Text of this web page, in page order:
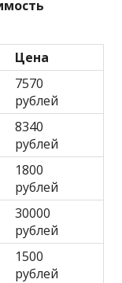
Цена
7570
рублей
8340
рублей
1800
рублей
30000
рублей
1500
рублей